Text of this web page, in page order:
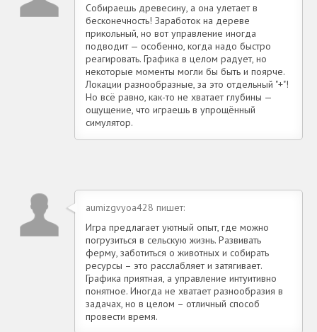
Собираешь древесину, а она улетает в
бесконечность! Заработок на дереве
прикольный, но вот управление иногда
подводит — особенно, когда надо быстро
реагировать. Графика в целом радует, но
некоторые моменты могли бы быть и поярче.
Локации разнообразные, за это отдельный "+"!
Но всё равно, как-то не хватает глубины —
ощущение, что играешь в упрощённый
симулятор.
aumizgvyoa428 пишет:
Игра предлагает уютный опыт, где можно
погрузиться в сельскую жизнь. Развивать
ферму, заботиться о животных и собирать
ресурсы – это расслабляет и затягивает.
Графика приятная, а управление интуитивно
понятное. Иногда не хватает разнообразия в
задачах, но в целом – отличный способ
провести время.